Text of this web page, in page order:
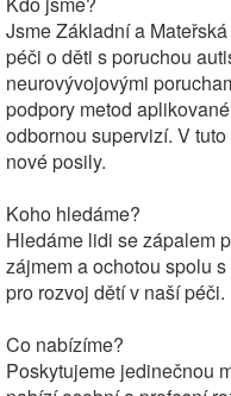
Jsme Základní a
péči o děti s poruchou
neurovývojovými
podpory metod
odbornou supervizí. V
nové posily.
Koho hledáme?
Hledáme lidi se zápalem
zájmem a ochotou spolu
pro rozvoj dětí v naší péči.
Co nabízíme?
Poskytujeme jedinečnou